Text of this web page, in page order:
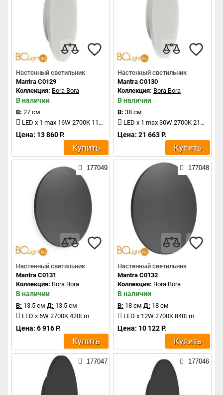
Настенный светильник
Mantra C0129
Коллекция: Bora Bora
В наличии
В: 27 см
LED x 1 max 16W 2700K 1120Lm
Цена: 13 860 Р.
Купить
Настенный светильник
Mantra C0130
Коллекция: Bora Bora
В наличии
В: 38 см
LED x 1 max 30W 2700K 2100Lm
Цена: 21 663 Р.
Купить
177049
Настенный светильник
Mantra C0131
Коллекция: Bora Bora
В наличии
В: 13.5 см Д: 13.5 см
LED x 6W 2700K 420Lm
Цена: 6 916 Р.
Купить
177048
Настенный светильник
Mantra C0132
Коллекция: Bora Bora
В наличии
В: 18 см Д: 18 см
LED x 12W 2700K 840Lm
Цена: 10 122 Р.
Купить
177047 177046